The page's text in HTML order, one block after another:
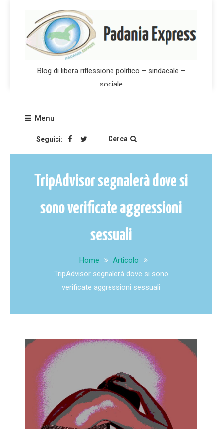
Blog di libera riflessione politico – sindacale –
sociale
Menu
Seguici: Cerca
TripAdvisor segnalerà dove si
sono verificate aggressioni
sessuali
Home
Articolo
TripAdvisor segnalerà dove si sono
verificate aggressioni sessuali